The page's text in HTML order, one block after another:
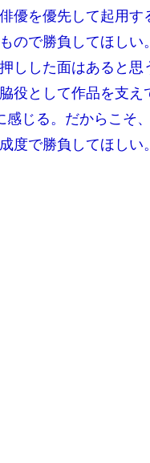
優を優先して起用す
ので勝負してほしい。
しした面はあると思
役として作品を支え
じる。だからこそ
度で勝負してほしい。